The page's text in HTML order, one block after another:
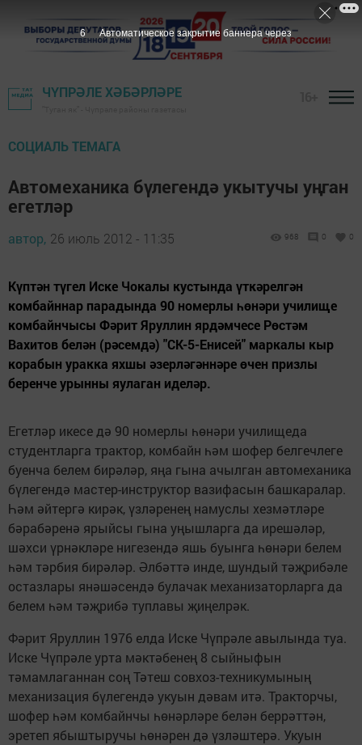
ЧҮПРӘЛЕ ХӘБӘРЛӘРЕ
СОЦИАЛЬ ТЕМАГА
Автомеханика бүлегендә укытучы уңган
егетләр
автор, 26 июль 2012 - 11:35 968 0 0
Күптән түгел Иске Чокалы кустында үткәрелгән
комбайннар парадында 90 номерлы һөнәри училище
комбайнчысы Фәрит Яруллин ярдәмчесе Рөстәм
Вахитов белән (рәсемдә) "СК-5-Енисей" маркалы кыр
корабын уракка яхшы әзерләгәннәре өчен призлы
беренче урынны яулаган иделәр.
Егетләр икесе дә 90 номерлы һөнәри училищеда
студентларга трактор, комбайн һәм шофер белгечлеге
буенча белем бирәләр, яңа гына ачылган автомеханика
бүлегендә мастер-инструктор вазифасын башкаралар.
Һәм әйтергә кирәк, үзләренең намуслы хезмәтләре
бәрабәренә ярыйсы гына уңышларга да ирешәләр,
шәхси үрнәкләре нигезендә яшь буынга һөнәри белем
һәм тәрбия бирәләр. Әлбәттә инде, шундый тәҗрибәле
остазлары янәшәсендә булачак механизаторларга да
белем һәм тәҗрибә туплавы җиңелрәк.
Фәрит Яруллин 1976 елда Иске Чүпрәле авылында туа.
Иске Чүпрәле урта мәктәбенең 8 сыйныфын
тәмамлаганнан соң Тәтеш совхоз-техникумының
механизация бүлегендә укуын дәвам итә. Тракторчы,
шофер һәм комбайнчы һөнәрләре белән беррәттән,
эретеп ябыштыручы һөнәрен дә үзләштерә. Укуын
5 Автоматическое закрытие баннера через